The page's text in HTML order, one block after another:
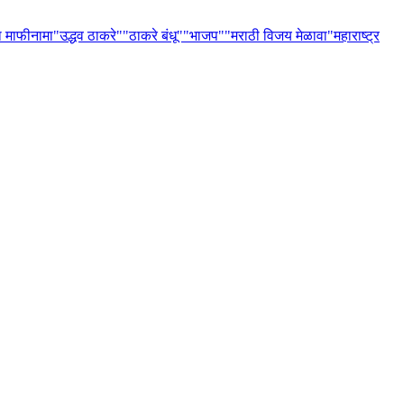
"उद्धव ठाकरे""ठाकरे बंधू""भाजप""मराठी विजय मेळावा"महाराष्ट्र